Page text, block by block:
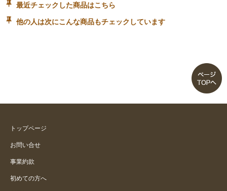
最近チェックした商品はこちら
他の人は次にこんな商品もチェックしています
トップページ
お問い合せ
事業約款
初めての方へ